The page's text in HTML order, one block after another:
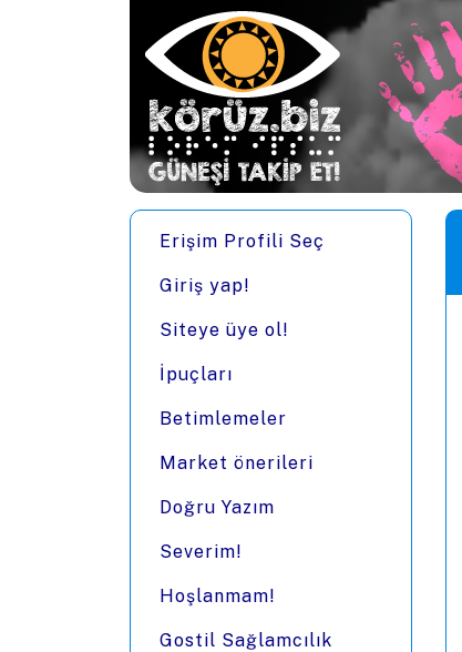
Ana içeriğe zıpla
Erişim Profili Seç
Giriş yap!
Siteye üye ol!
İpuçları
Betimlemeler
Market önerileri
Doğru Yazım
Severim!
Hoşlanmam!
Gostil Sağlamcılık